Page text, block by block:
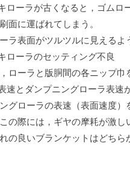
ローラが古くなると，ゴム
面に運ばれてしまう。
ラ表面がツルツルに見えるよ
ローラのセッティング不良
ローラと版胴間の各ニップ巾
速とダンプニングローラ表速
グローラの表速（表面速度）
の際には，ギヤの摩耗が激し
の良いブランケットはどち